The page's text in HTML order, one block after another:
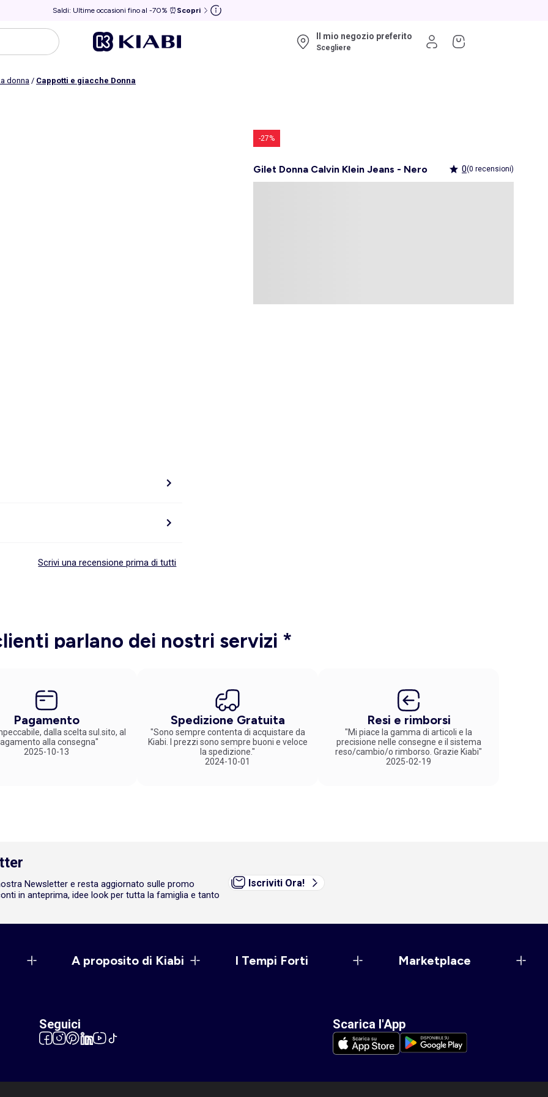
Saldi: Ultime occasioni fino al -70% ⏰ Scopri
Il mio negozio preferito
Scegliere
donna/ Cappotti e giacche Donna
-27%
Gilet Donna Calvin Klein Jeans - Nero 0(0 recensioni)
Scrivi una recensione prima di tutti
parlano dei nostri servizi *
Pagamento
dalla scelta sul.sito, al
alla consegna"
2025-10-13
Spedizione Gratuita
"Sono sempre contenta di acquistare da
Kiabi. I prezzi sono sempre buoni e veloce
la spedizione."
2024-10-01
Resi e rimborsi
"Mi piace la gamma di articoli e la
precisione nelle consegne e il sistema
reso/cambio/o rimborso. Grazie Kiabi"
2025-02-19
Newsletter e resta aggiornato sulle promo
in anteprima, idee look per tutta la famiglia e tanto
Iscriviti Ora!
A proposito di Kiabi I Tempi Forti Marketplace
Seguici Scarica l'App